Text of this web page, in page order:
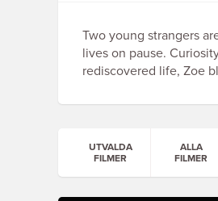
Two young strangers
lives on pause.
rediscovered life, Zoe
UTVALDA
FILMER
ALLA
FILMER